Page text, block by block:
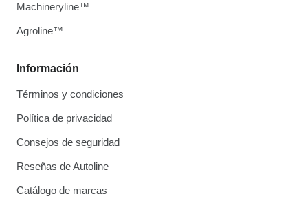
Información
Términos y condiciones
Política de privacidad
Consejos de seguridad
Reseñas de Autoline
Catálogo de marcas
Machineryline™
Agroline™